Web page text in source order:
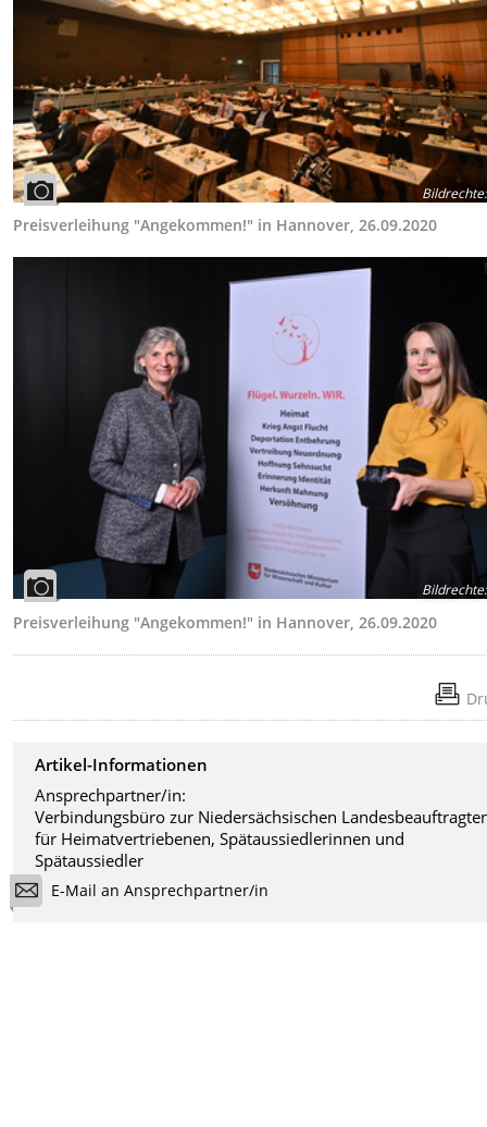
Bildrechte:
Preisverleihung "Angekommen!" in Hannover, 26.09.2020
Bildrechte:
Preisverleihung "Angekommen!" in Hannover, 26.09.2020
Artikel-Informationen
Ansprechpartner/in:
Verbindungsbüro zur Niedersächsischen
für Heimatvertriebenen, Spätaussiedlerinnen und
Spätaussiedler
E-Mail an Ansprechpartner/in